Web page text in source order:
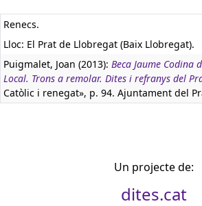
Renecs.
Lloc: El Prat de Llobregat (Baix Llobregat).
Puigmalet, Joan (2013): Beca Jaume Codina
Local. Trons a remolar. Dites i refranys del
Catòlic i renegat», p. 94. Ajuntament del
Un projecte de:
dites.cat